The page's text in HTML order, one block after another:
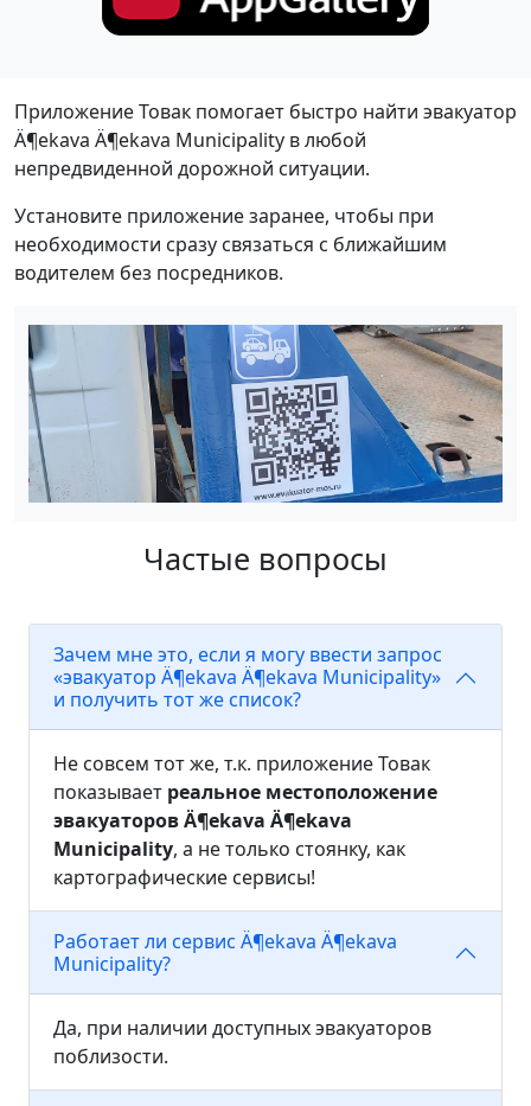
Приложение Товак помогает быстро найти эвакуатор
Ä¶ekava Ä¶ekava Municipality в любой
непредвиденной дорожной ситуации.
Установите приложение заранее, чтобы при
необходимости сразу связаться с ближайшим
водителем без посредников.
Частые вопросы
Зачем мне это, если я могу ввести запрос
«эвакуатор Ä¶ekava Ä¶ekava Municipality»
и получить тот же список?
Не совсем тот же, т.к. приложение Товак
показывает реальное местоположение
эвакуаторов Ä¶ekava Ä¶ekava
Municipality, а не только стоянку, как
картографические сервисы!
Работает ли сервис Ä¶ekava Ä¶ekava
Municipality?
Да, при наличии доступных эвакуаторов
поблизости.